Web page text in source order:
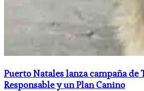
Puerto Natales lanza campaña de
Responsable y un Plan Canino